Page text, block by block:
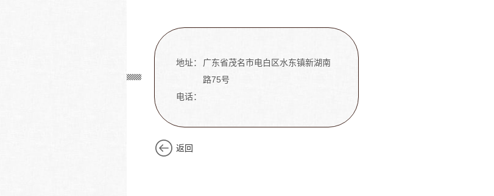
地址：
广东省茂名市电白区水东镇新湖南
路75号
电话：
返回